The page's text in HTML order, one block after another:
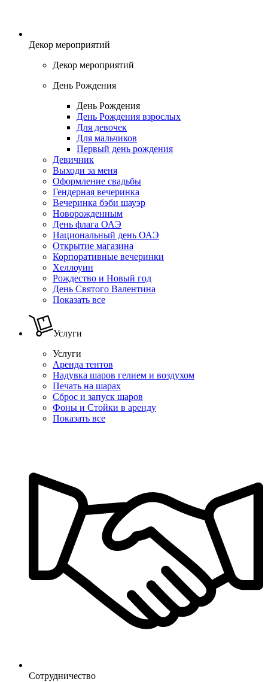
Декор мероприятий
Декор мероприятий
День Рождения
День Рождения
День Рождения взрослых
Для девочек
Для мальчиков
Первый день рождения
Девичник
Выходи за меня
Оформление свадьбы
Гендерная вечеринка
Вечеринка бэби шауэр
Новорожденным
День флага ОАЭ
Национальный день ОАЭ
Открытие магазина
Корпоративные вечеринки
Хеллоуин
Рождество и Новый год
День Святого Валентина
Показать все
Услуги
Услуги
Аренда тентов
Надувка шаров гелием и воздухом
Печать на шарах
Сброс и запуск шаров
Фоны и Стойки в аренду
Показать все
Сотрудничество